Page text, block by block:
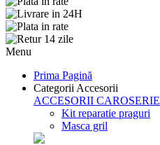
Menu
Prima Pagină
Categorii Accesorii
ACCESORII CAROSERIE
Kit reparatie praguri
Masca gril